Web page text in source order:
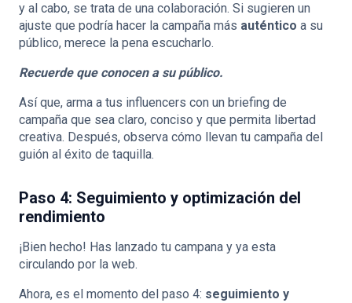
y al cabo, se trata de una colaboración. Si sugieren un
ajuste que podría hacer la campaña más auténtico a su
público, merece la pena escucharlo.
Recuerde que conocen a su público.
Así que, arma a tus influencers con un briefing de
campaña que sea claro, conciso y que permita libertad
creativa. Después, observa cómo llevan tu campaña del
guión al éxito de taquilla.
Paso 4: Seguimiento y optimización del
rendimiento
¡Bien hecho! Has lanzado tu campana y ya esta
circulando por la web.
Ahora, es el momento del paso 4: seguimiento y